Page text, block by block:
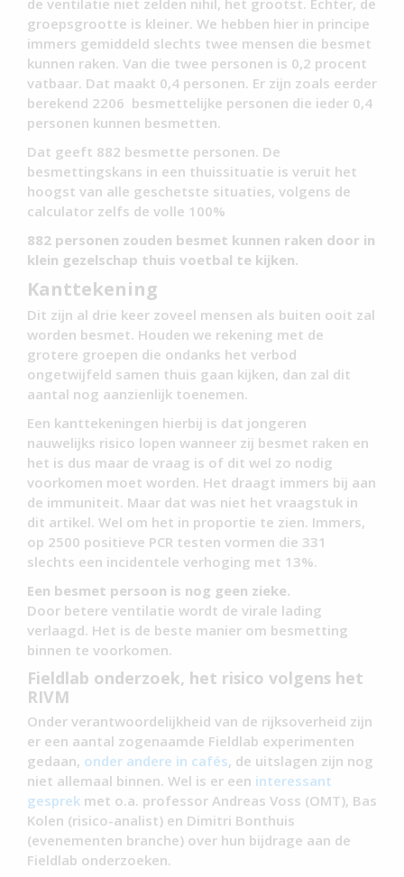
de ventilatie niet zelden nihil, het grootst. Echter, de
groepsgrootte is kleiner. We hebben hier in principe
immers gemiddeld slechts twee mensen die besmet
kunnen raken. Van die twee personen is 0,2 procent
vatbaar. Dat maakt 0,4 personen. Er zijn zoals eerder
berekend 2206 besmettelijke personen die ieder 0,4
personen kunnen besmetten.
Dat geeft 882 besmette personen. De
besmettingskans in een thuissituatie is veruit het
hoogst van alle geschetste situaties, volgens de
calculator zelfs de volle 100%
882 personen zouden besmet kunnen raken door in
klein gezelschap thuis voetbal te kijken.
Kanttekening
Dit zijn al drie keer zoveel mensen als buiten ooit zal
worden besmet. Houden we rekening met de
grotere groepen die ondanks het verbod
ongetwijfeld samen thuis gaan kijken, dan zal dit
aantal nog aanzienlijk toenemen.
Een kanttekeningen hierbij is dat jongeren
nauwelijks risico lopen wanneer zij besmet raken en
het is dus maar de vraag is of dit wel zo nodig
voorkomen moet worden. Het draagt immers bij aan
de immuniteit. Maar dat was niet het vraagstuk in
dit artikel. Wel om het in proportie te zien. Immers,
op 2500 positieve PCR testen vormen die 331
slechts een incidentele verhoging met 13%.
Een besmet persoon is nog geen zieke.
Door betere ventilatie wordt de virale lading
verlaagd. Het is de beste manier om besmetting
binnen te voorkomen.
Fieldlab onderzoek, het risico volgens het
RIVM
Onder verantwoordelijkheid van de rijksoverheid zijn
er een aantal zogenaamde Fieldlab experimenten
gedaan, onder andere in cafés, de uitslagen zijn nog
niet allemaal binnen. Wel is er een interessant
gesprek met o.a. professor Andreas Voss (OMT), Bas
Kolen (risico-analist) en Dimitri Bonthuis
(evenementen branche) over hun bijdrage aan de
Fieldlab onderzoeken.